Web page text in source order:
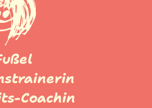
Coachin